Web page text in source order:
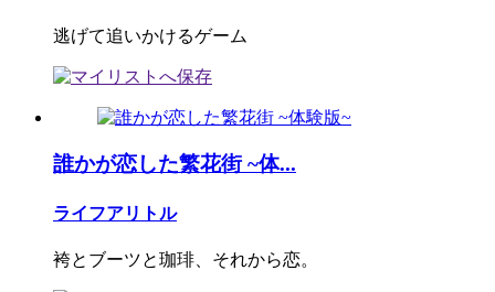
逃げて追いかけるゲーム
誰かが恋した繁花街 ~体...
ライフアリトル
袴とブーツと珈琲、それから恋。